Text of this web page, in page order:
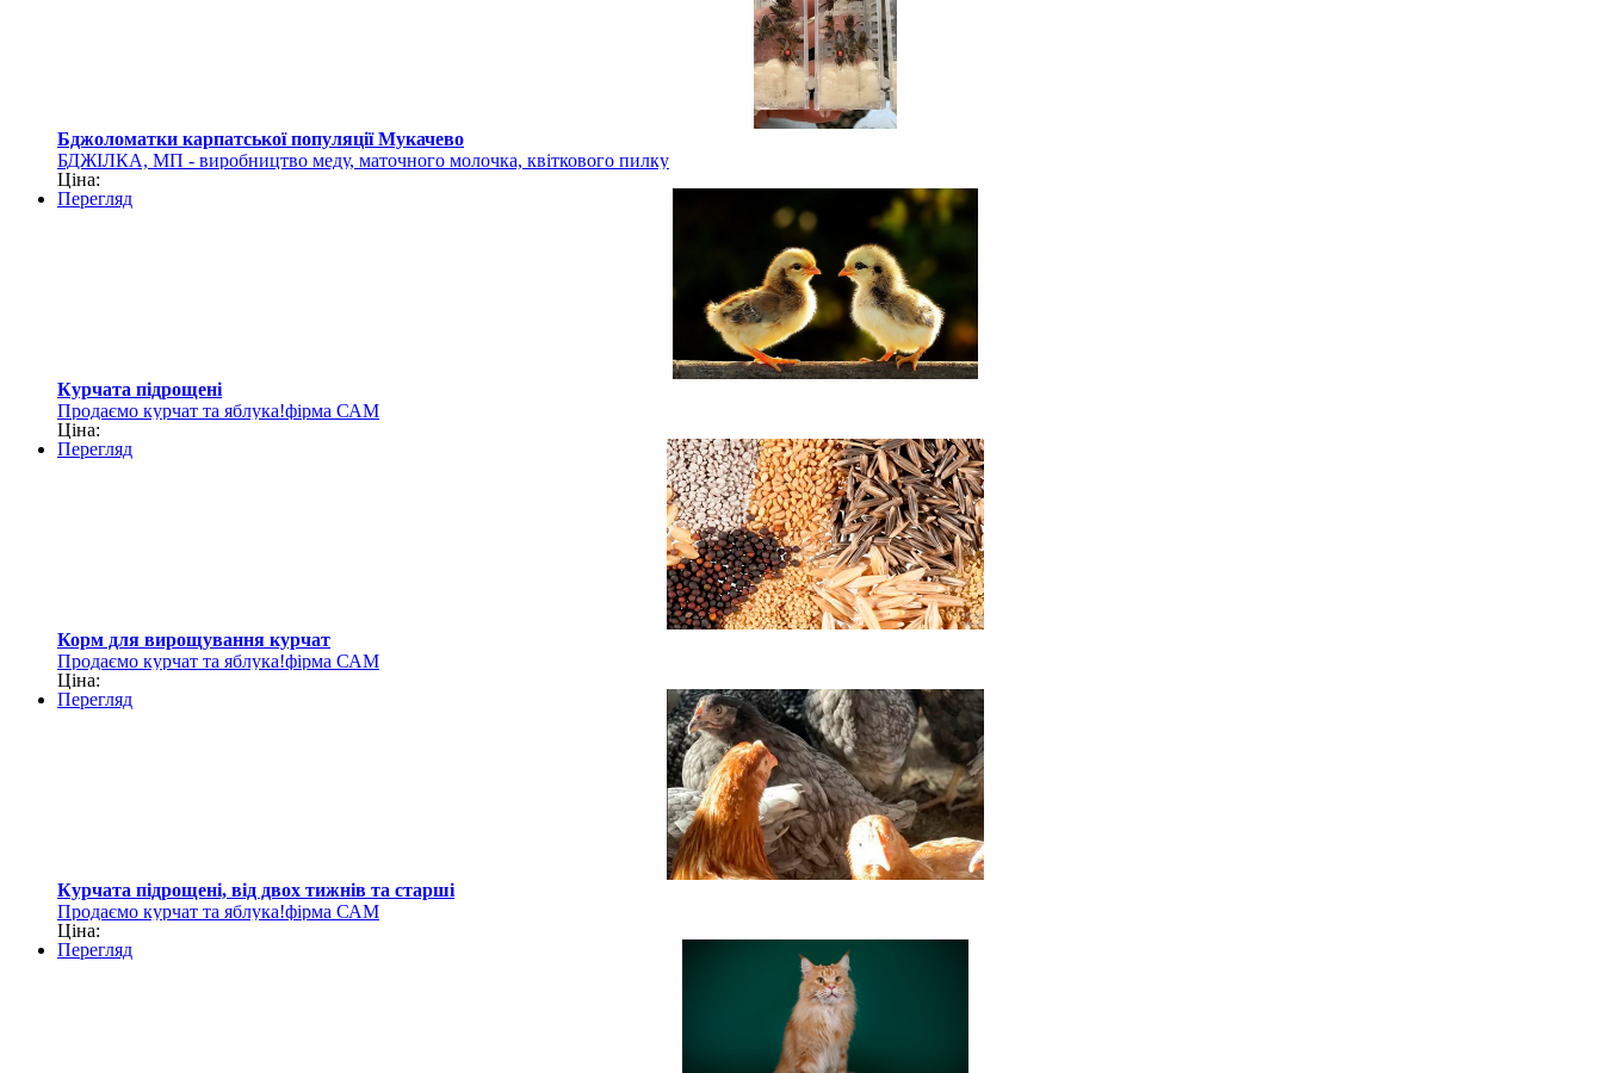
Бджоломатки карпатської популяції Мукачево
БДЖІЛКА, МП - виробництво меду, маточного молочка, квіткового пилку
Ціна:
Перегляд
Курчата підрощені
Продаємо курчат та яблука!фірма САМ
Ціна:
Перегляд
Корм для вирощування курчат
Продаємо курчат та яблука!фірма САМ
Ціна:
Перегляд
Курчата підрощені, від двох тижнів та старші
Продаємо курчат та яблука!фірма САМ
Ціна:
Перегляд